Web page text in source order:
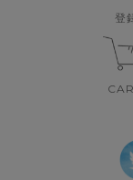
登